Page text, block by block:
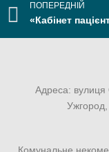
ПОПЕРЕДНІЙ
Адреса: вулиця
Ужгород,
Комунальне